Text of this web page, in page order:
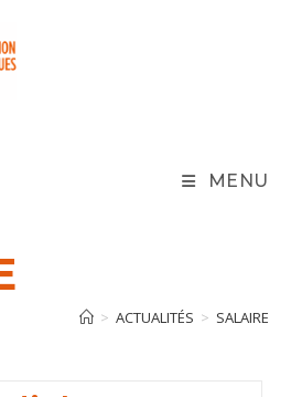
MENU
> ACTUALITÉS > SALAIRE